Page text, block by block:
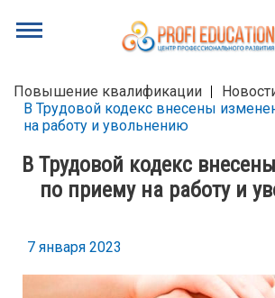
Повышение квалификации
В Трудовой кодекс внесены
на работу и увольнению
В Трудовой кодекс
по приему на работу и
7 января 2023